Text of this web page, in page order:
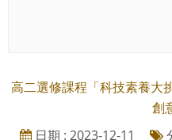
高二選修課程「科技素養大
創
日期 : 2023-12-11